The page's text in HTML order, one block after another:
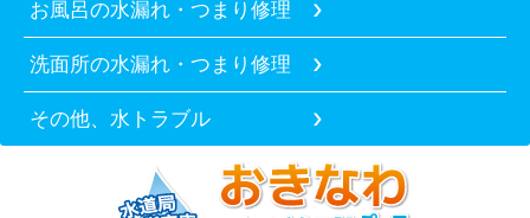
お風呂の水漏れ・つまり修理
洗面所の水漏れ・つまり修理
その他、水トラブル